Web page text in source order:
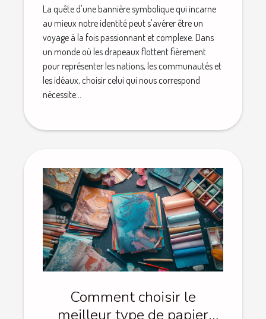
La quête d'une bannière symbolique qui incarne
au mieux notre identité peut s'avérer être un
voyage à la fois passionnant et complexe. Dans
un monde où les drapeaux flottent fièrement
pour représenter les nations, les communautés et
les idéaux, choisir celui qui nous correspond
nécessite...
Comment choisir le
meilleur type de papier